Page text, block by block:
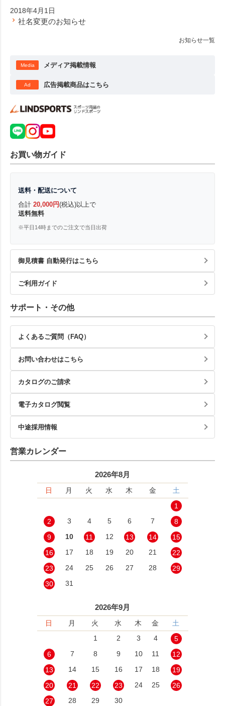
2018年4月1日
社名変更のお知らせ
お知らせ一覧
Media メディア掲載情報
Ad 広告掲載商品はこちら
お買い物ガイド
送料・配送について
合計 20,000円(税込)以上で
送料無料
※平日14時までのご注文で当日出荷
御見積書 自動発行はこちら
ご利用ガイド
サポート・その他
よくあるご質問（FAQ）
お問い合わせはこちら
カタログのご請求
電子カタログ閲覧
中途採用情報
営業カレンダー
2026年8月
日 月 火 水 木 金
土
1
2
3 4 5 6 7
8
9
10 11 12 13 14
15
16
17 18 19 20 21
22
23
24 25 26 27 28
29
30
31
2026年9月
日 月 火 水 木 金
土
1
2 3 4
5
6
7 8 9 10 11
12
13
14 15 16 17 18
19
20
21 22 23 24 25
26
27
28 29 30